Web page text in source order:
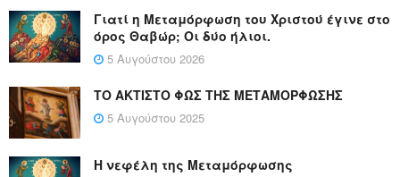
Γιατί η Μεταμόρφωση του Χριστού έγινε στο
όρος Θαβώρ; Οι δύο ήλιοι.
5 Αυγούστου 2026
ΤΟ ΑΚΤΙΣΤΟ ΦΩΣ ΤΗΣ ΜΕΤΑΜΟΡΦΩΣΗΣ
5 Αυγούστου 2025
Η νεφέλη της Μεταμόρφωσης